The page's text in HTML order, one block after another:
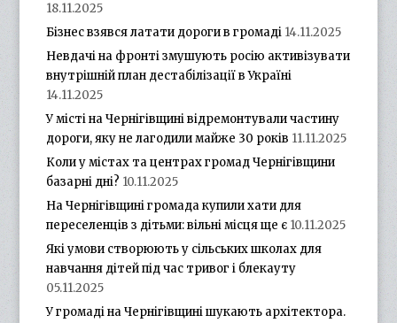
18.11.2025
Бізнес взявся латати дороги в громаді 14.11.2025
Невдачі на фронті змушують росію активізувати
внутрішній план дестабілізації в Україні
14.11.2025
У місті на Чернігівщині відремонтували частину
дороги, яку не лагодили майже 30 років 11.11.2025
Коли у містах та центрах громад Чернігівщини
базарні дні? 10.11.2025
На Чернігівщині громада купили хати для
переселенців з дітьми: вільні місця ще є 10.11.2025
Які умови створюють у сільських школах для
навчання дітей під час тривог і блекауту
05.11.2025
У громаді на Чернігівщині шукають архітектора.